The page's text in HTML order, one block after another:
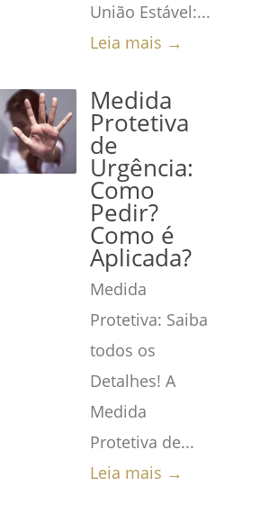
União Estável:...
Leia mais →
Medida
Protetiva
de
Urgência:
Como
Pedir?
Como é
Aplicada?
Medida
Protetiva: Saiba
todos os
Detalhes! A
Medida
Protetiva de...
Leia mais →